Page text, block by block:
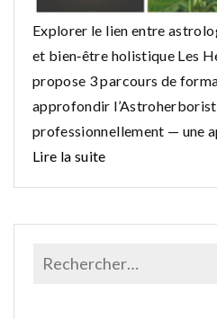
Explorer le lien entre
et bien‑être holistique Les
propose 3 parcours de
approfondir
professionnellement — une
Lire la suite